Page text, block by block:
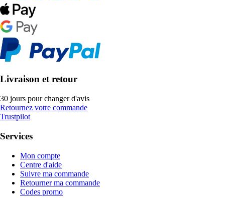
Livraison et retour
30 jours pour changer d'avis
Retournez votre commande
Trustpilot
Services
Mon compte
Centre d'aide
Suivre ma commande
Retourner ma commande
Codes promo